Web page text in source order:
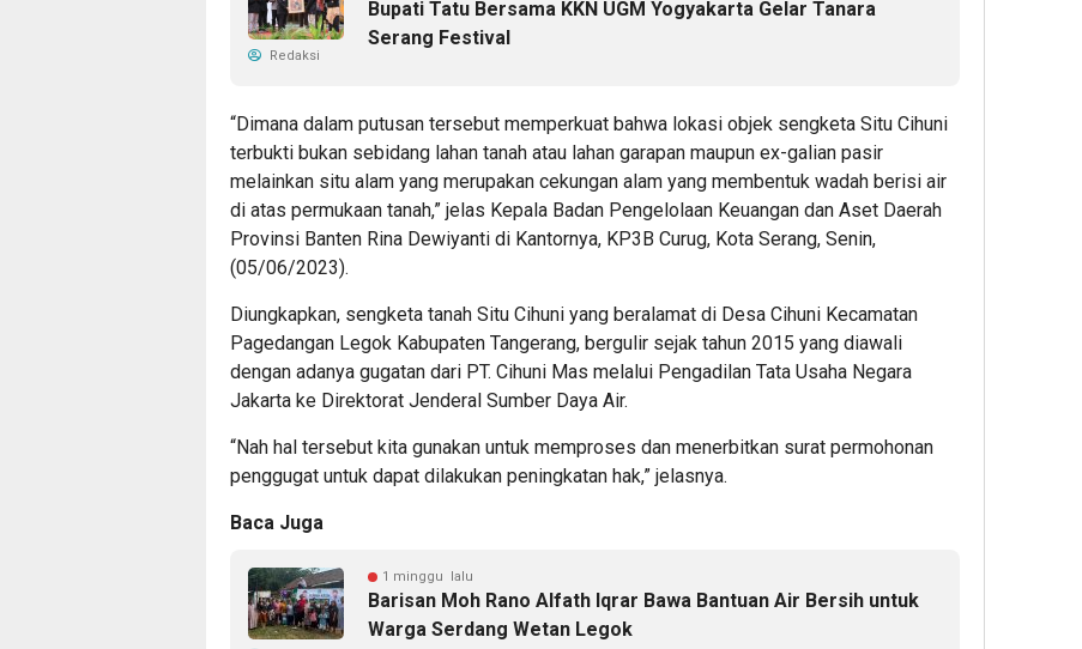
Bupati Tatu Bersama KKN UGM Yogyakarta Gelar Tanara
Serang Festival
Redaksi
“Dimana dalam putusan tersebut memperkuat bahwa lokasi objek sengketa Situ Cihuni
terbukti bukan sebidang lahan tanah atau lahan garapan maupun ex-galian pasir
melainkan situ alam yang merupakan cekungan alam yang membentuk wadah berisi air
di atas permukaan tanah,” jelas Kepala Badan Pengelolaan Keuangan dan Aset Daerah
Provinsi Banten Rina Dewiyanti di Kantornya, KP3B Curug, Kota Serang, Senin,
(05/06/2023).
Diungkapkan, sengketa tanah Situ Cihuni yang beralamat di Desa Cihuni Kecamatan
Pagedangan Legok Kabupaten Tangerang, bergulir sejak tahun 2015 yang diawali
dengan adanya gugatan dari PT. Cihuni Mas melalui Pengadilan Tata Usaha Negara
Jakarta ke Direktorat Jenderal Sumber Daya Air.
“Nah hal tersebut kita gunakan untuk memproses dan menerbitkan surat permohonan
penggugat untuk dapat dilakukan peningkatan hak,” jelasnya.
Baca Juga
1 minggu lalu
Barisan Moh Rano Alfath Iqrar Bawa Bantuan Air Bersih untuk
Warga Serdang Wetan Legok